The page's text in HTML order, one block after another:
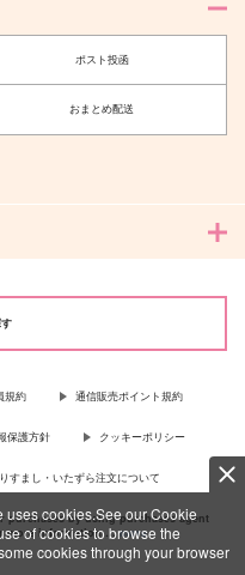
uses cookies.See our Cookie
of cookies to browse the
cookies through your browser
ポスト投函
おまとめ配送
規約 通信販売ポイント規約
保護方針 クッキーポリシー
すまし・いたずら注文について
purchases by using purchases agent
more information …more